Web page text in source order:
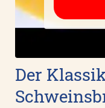
Der